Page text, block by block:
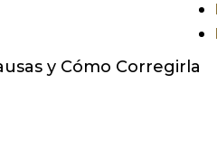
y Cómo Corregirla